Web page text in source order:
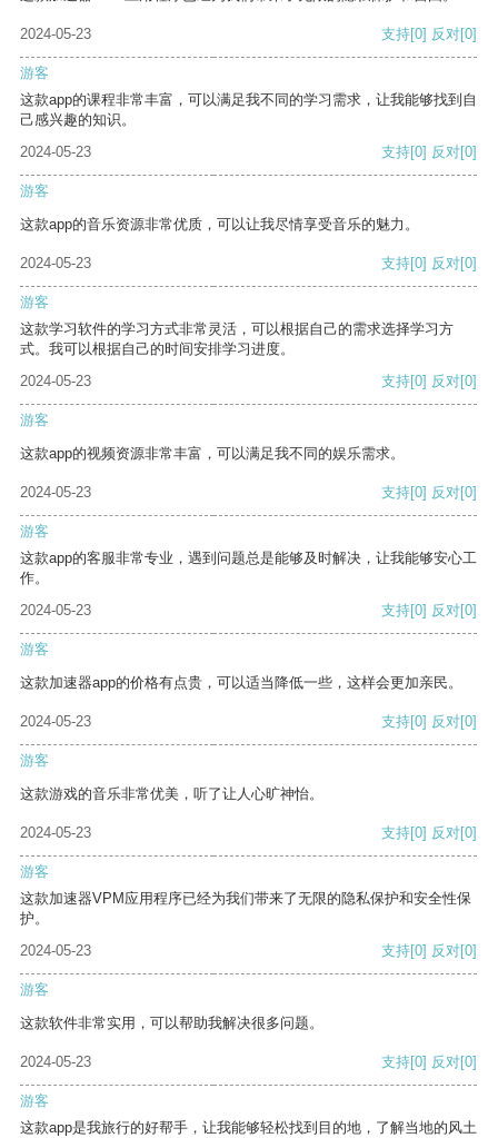
2024-05-23 支持[0] 反对[0]
游客
这款app的课程非常丰富，可以满足我不同的学习需求，让我能够找到自
己感兴趣的知识。
2024-05-23
支持[0] 反对[0]
游客
这款app的音乐资源非常优质，可以让我尽情享受音乐的魅力。
2024-05-23 支持[0] 反对[0]
游客
这款学习软件的学习方式非常灵活，可以根据自己的需求选择学习方
式。我可以根据自己的时间安排学习进度。
2024-05-23
支持[0] 反对[0]
游客
这款app的视频资源非常丰富，可以满足我不同的娱乐需求。
2024-05-23 支持[0] 反对[0]
游客
这款app的客服非常专业，遇到问题总是能够及时解决，让我能够安心工
作。
2024-05-23
支持[0] 反对[0]
游客
这款加速器app的价格有点贵，可以适当降低一些，这样会更加亲民。
2024-05-23 支持[0] 反对[0]
游客
这款游戏的音乐非常优美，听了让人心旷神怡。
2024-05-23 支持[0] 反对[0]
游客
这款加速器VPM应用程序已经为我们带来了无限的隐私保护和安全性保
护。
2024-05-23
支持[0] 反对[0]
游客
这款软件非常实用，可以帮助我解决很多问题。
2024-05-23 支持[0] 反对[0]
游客
这款app是我旅行的好帮手，让我能够轻松找到目的地，了解当地的风土